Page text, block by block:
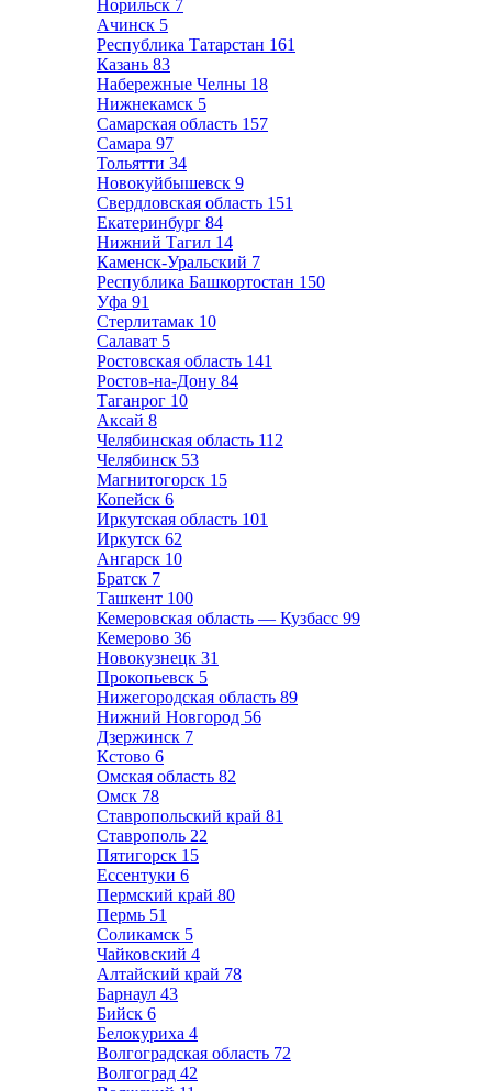
Норильск 7
Ачинск 5
Республика Татарстан 161
Казань 83
Набережные Челны 18
Нижнекамск 5
Самарская область 157
Самара 97
Тольятти 34
Новокуйбышевск 9
Свердловская область 151
Екатеринбург 84
Нижний Тагил 14
Каменск-Уральский 7
Республика Башкортостан 150
Уфа 91
Стерлитамак 10
Салават 5
Ростовская область 141
Ростов-на-Дону 84
Таганрог 10
Аксай 8
Челябинская область 112
Челябинск 53
Магнитогорск 15
Копейск 6
Иркутская область 101
Иркутск 62
Ангарск 10
Братск 7
Ташкент 100
Кемеровская область — Кузбасс 99
Кемерово 36
Новокузнецк 31
Прокопьевск 5
Нижегородская область 89
Нижний Новгород 56
Дзержинск 7
Кстово 6
Омская область 82
Омск 78
Ставропольский край 81
Ставрополь 22
Пятигорск 15
Ессентуки 6
Пермский край 80
Пермь 51
Соликамск 5
Чайковский 4
Алтайский край 78
Барнаул 43
Бийск 6
Белокуриха 4
Волгоградская область 72
Волгоград 42